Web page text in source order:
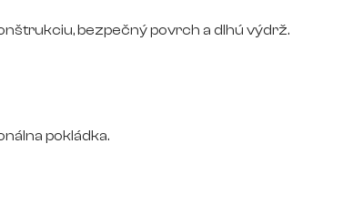
bezpečný povrch a dlhú výdrž.
pokládka.